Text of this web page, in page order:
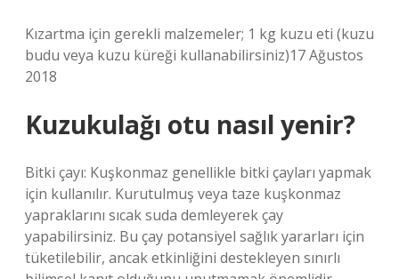
Kızartma için gerekli malzemeler; 1 kg kuzu eti (kuzu
budu veya kuzu küreği kullanabilirsiniz)17 Ağustos
2018
Kuzukulağı otu nasıl yenir?
Bitki çayı: Kuşkonmaz genellikle bitki çayları yapmak
için kullanılır. Kurutulmuş veya taze kuşkonmaz
yapraklarını sıcak suda demleyerek çay
yapabilirsiniz. Bu çay potansiyel sağlık yararları için
tüketilebilir, ancak etkinliğini destekleyen sınırlı